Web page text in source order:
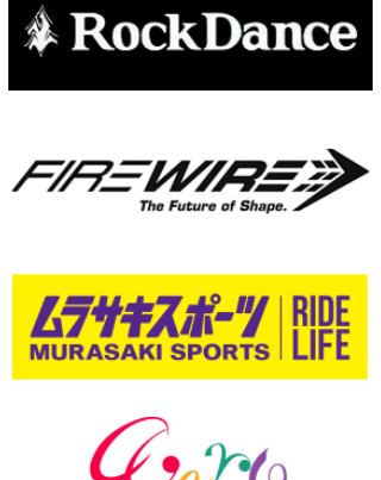
唐澤予報士
米山予報士
banpaku
Mr.K
Romisea